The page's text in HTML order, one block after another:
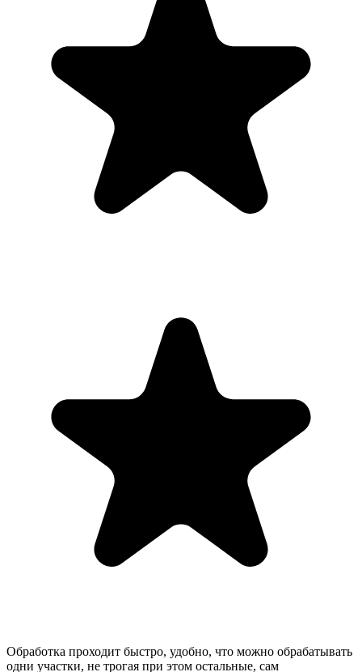
Обработка проходит быстро, удобно, что можно обрабатывать
одни участки, не трогая при этом остальные, сам